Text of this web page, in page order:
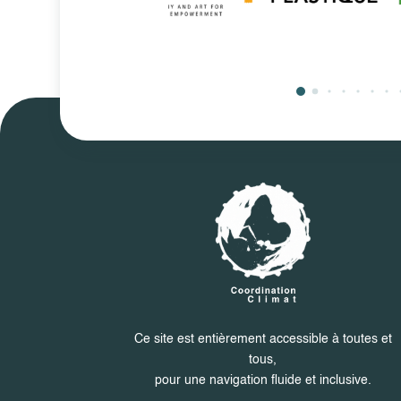
Ce site est entièrement accessible à toutes et
tous,
pour une navigation fluide et inclusive.